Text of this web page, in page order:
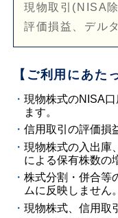
現物取引(NISA
評価損益、デル
【ご利用にあた
現物株式のNISA
ます。
信用取引の評価損
現物株式の入出庫
による保有株数の
株式分割・併合等
ムに反映しません
現物株式、信用取